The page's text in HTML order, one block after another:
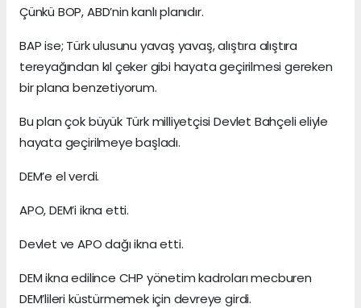
Çünkü BOP, ABD’nin kanlı planıdır.
BAP ise; Türk ulusunu yavaş yavaş, alıştıra alıştıra
tereyağından kıl çeker gibi hayata geçirilmesi gereken
bir plana benzetiyorum.
Bu plan çok büyük Türk milliyetçisi Devlet Bahçeli eliyle
hayata geçirilmeye başladı.
DEM’e el verdi.
APO, DEM’i ikna etti.
Devlet ve APO dağı ikna etti.
DEM ikna edilince CHP yönetim kadroları mecburen
DEM’lileri küstürmemek için devreye girdi.